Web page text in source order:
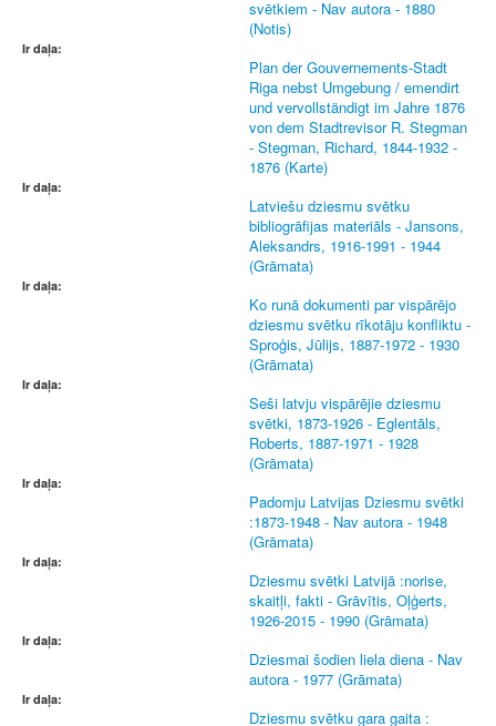
svētkiem - Nav autora - 1880
(Notis)
Ir daļa:
Plan der Gouvernements-Stadt
Riga nebst Umgebung / emendirt
und vervollständigt im Jahre 1876
von dem Stadtrevisor R. Stegman
- Stegman, Richard, 1844-1932 -
1876 (Karte)
Ir daļa:
Latviešu dziesmu svētku
bibliogrāfijas materiāls - Jansons,
Aleksandrs, 1916-1991 - 1944
(Grāmata)
Ir daļa:
Ko runā dokumenti par vispārējo
dziesmu svētku rīkotāju konfliktu -
Sproģis, Jūlijs, 1887-1972 - 1930
(Grāmata)
Ir daļa:
Seši latvju vispārējie dziesmu
svētki, 1873-1926 - Eglentāls,
Roberts, 1887-1971 - 1928
(Grāmata)
Ir daļa:
Padomju Latvijas Dziesmu svētki
:1873-1948 - Nav autora - 1948
(Grāmata)
Ir daļa:
Dziesmu svētki Latvijā :norise,
skaitļi, fakti - Grāvītis, Oļģerts,
1926-2015 - 1990 (Grāmata)
Ir daļa:
Dziesmai šodien liela diena - Nav
autora - 1977 (Grāmata)
Ir daļa:
Dziesmu svētku gara gaita :